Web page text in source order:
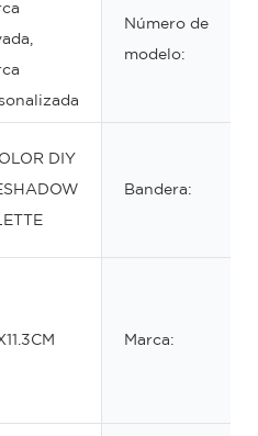
Número de
modelo:
DIY
Bandera:
Marca: